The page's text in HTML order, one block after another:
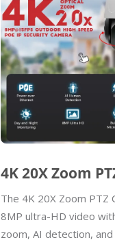
4K 20X Zoom
The 4K 20X Zoom PTZ
8MP ultra-HD video
zoom, AI detection, and